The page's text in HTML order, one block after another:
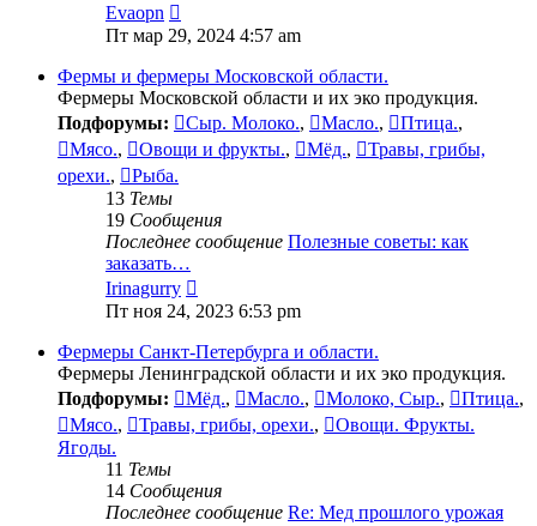
Evaopn
к
последнему
сообщению
Пт мар 29, 2024 4:57 am
Фермы и фермеры Московской области.
Фермеры Московской области и их эко продукция.
Подфорумы:
Сыр. Молоко., Масло., Птица.,
Мясо., Овощи и фрукты., Мёд.,
Травы, грибы,
орехи.,
Рыба.
13 Темы
19 Сообщения
Последнее сообщение Полезные советы: как
заказать…
Irinagurry
к
последнему
сообщению
Пт ноя 24, 2023 6:53 pm
Фермеры Санкт-Петербурга и области.
Фермеры Ленинградской области и их эко продукция.
Подфорумы:
Мёд., Масло., Молоко, Сыр., Птица.,
Мясо., Травы, грибы, орехи.,
Овощи. Фрукты.
Ягоды.
11 Темы
14 Сообщения
Последнее сообщение Re: Мед прошлого урожая